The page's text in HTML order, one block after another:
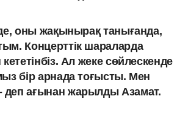
оны жақынырақ танығанда,
Концерттік шараларда
Ал жеке сөйлескенде
бір арнада тоғысты. Мен
ағынан жарылды Азамат.